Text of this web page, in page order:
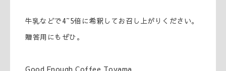
牛乳などで4~5倍に希釈してお召し上がりください。
贈答用にもぜひ。
Good Enough Coffee Toyama